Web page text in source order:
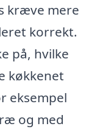
kræve mere
korrekt.
på, hvilke
køkkenet
eksempel
og med